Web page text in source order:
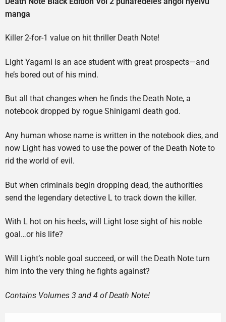
manga
Killer 2-for-1 value on hit thriller Death Note!
Light Yagami is an ace student with great prospects—and
he’s bored out of his mind.
But all that changes when he finds the Death Note, a
notebook dropped by rogue Shinigami death god.
Any human whose name is written in the notebook dies, and
now Light has vowed to use the power of the Death Note to
rid the world of evil.
But when criminals begin dropping dead, the authorities
send the legendary detective L to track down the killer.
With L hot on his heels, will Light lose sight of his noble
goal…or his life?
Will Light’s noble goal succeed, or will the Death Note turn
him into the very thing he fights against?
Contains Volumes 3 and 4 of Death Note!